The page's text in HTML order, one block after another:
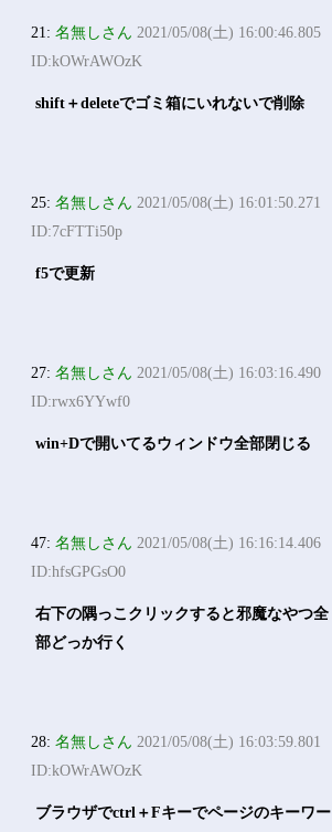
21:名無しさん 2021/05/08(土) 16:00:46.805
ID:kOWrAWOzK
shift＋deleteでゴミ箱にいれないで削除
25:名無しさん 2021/05/08(土) 16:01:50.271
ID:7cFTTi50p
f5で更新
27:名無しさん 2021/05/08(土) 16:03:16.490
ID:rwx6YYwf0
win+Dで開いてるウィンドウ全部閉じる
47:名無しさん 2021/05/08(土) 16:16:14.406
ID:hfsGPGsO0
右下の隅っこクリックすると邪魔なやつ全
部どっか行く
28:名無しさん 2021/05/08(土) 16:03:59.801
ID:kOWrAWOzK
ブラウザでctrl＋Fキーでページのキーワー